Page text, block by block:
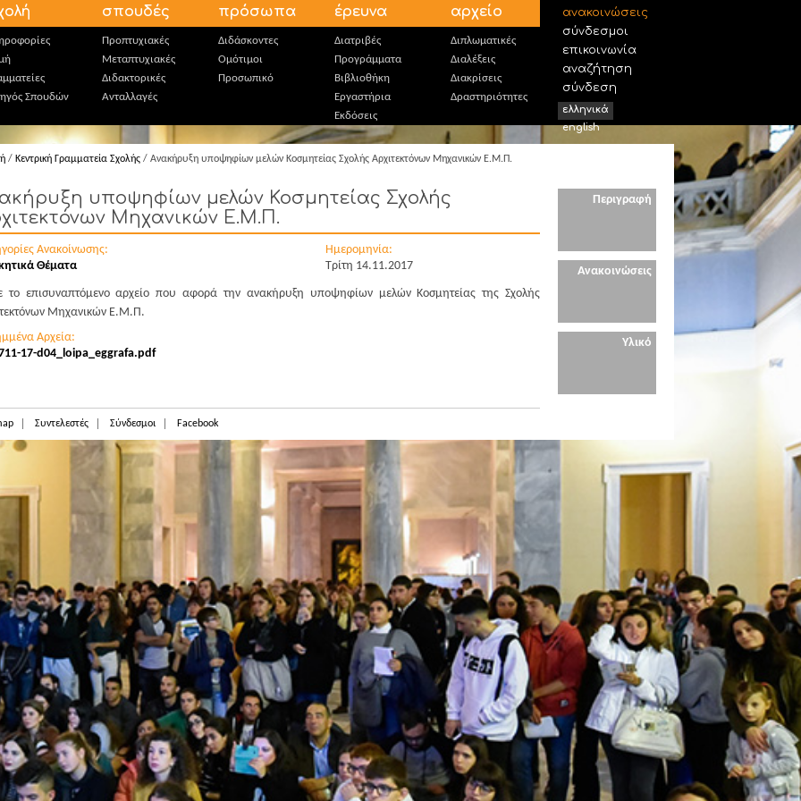
Σπουδών
σπουδές
Προπτυχιακές
Μεταπτυχιακές
Διδακτορικές
Ανταλλαγές
πρόσωπα
Διδάσκοντες
Ομότιμοι
Προσωπικό
έρευνα
Διατριβές
Προγράμματα
Βιβλιοθήκη
Εργαστήρια
Εκδόσεις
αρχείο
Διπλωματικές
Διαλέξεις
Διακρίσεις
Δραστηριότητες
ανακοινώσεις
σύνδεσμοι
επικοινωνία
αναζήτηση
σύνδεση
ελληνικά
english
/ Κεντρική Γραμματεία Σχολής / Ανακήρυξη υποψηφίων μελών Κοσμητείας Σχολής Αρχιτεκτόνων Μηχανικών Ε.Μ.Π.
υποψηφίων μελών Κοσμητείας Σχολής
Μηχανικών Ε.Μ.Π.
Ανακοίνωσης:
Θέματα
Ημερομηνία:
Τρίτη 14.11.2017
το επισυναπτόμενο αρχείο που αφορά την ανακήρυξη υποψηφίων μελών Κοσμητείας της Σχολής
Μηχανικών Ε.Μ.Π.
Αρχεία:
17-d04_loipa_eggrafa.pdf
Συντελεστές Σύνδεσμοι Facebook
Περιγραφή
Ανακοινώσεις
Υλικό